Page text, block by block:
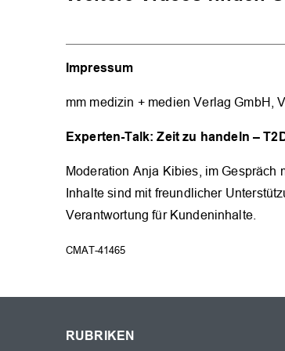
Impressum
mm medizin + medien Verlag GmbH,
Experten-Talk: Zeit zu handeln –
Moderation Anja Kibies, im
Inhalte sind mit freundlicher
Verantwortung für Kundeninhalte.
CMAT-41465
RUBRIKEN